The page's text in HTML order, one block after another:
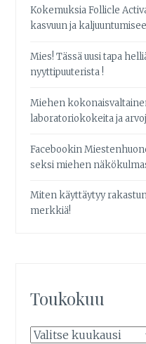
Kokemuksia Follicle
kasvuun ja
Mies! Tässä uusi tapa
nyyttipuuterista !
Miehen
laboratoriokokeita ja
Facebookin
seksi miehen
Miten käyttäytyy
merkkiä!
Toukokuu